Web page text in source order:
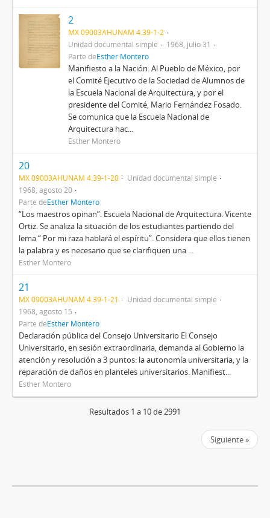
2
MX 09003AHUNAM 4.39-1-2
Unidad documental simple
1968, julio 31
Parte deEsther Montero
Manifiesto a la Nación. Al Pueblo de México, por
el Comité Ejecutivo de la Sociedad de Alumnos de
la Escuela Nacional de Arquitectura, y por el
presidente del Comité, Mario Fernández Fosado.
Se comunica que la Escuela Nacional de
Arquitectura hac...
Esther Montero
20
MX 09003AHUNAM 4.39-1-20
Unidad documental simple
1968, agosto 20
Parte deEsther Montero
“Los maestros opinan”. Escuela Nacional de Arquitectura. Vicente
Ortiz. Se analiza la situación de los estudiantes partiendo del
lema “ Por mi raza hablará el espíritu”. Considera que ellos tienen
la palabra y es necesario que se clarifiquen una ...
Esther Montero
21
MX 09003AHUNAM 4.39-1-21
Unidad documental simple
1968, agosto 15
Parte deEsther Montero
Declaración pública del Consejo Universitario El Consejo
Universitario, en sesión extraordinaria, demanda al Gobierno la
atención y resolución a 3 puntos: la autonomía universitaria, y la
reparación de daños en planteles universitarios. Manifiest...
Esther Montero
Resultados 1 a 10 de 2991
Siguiente »